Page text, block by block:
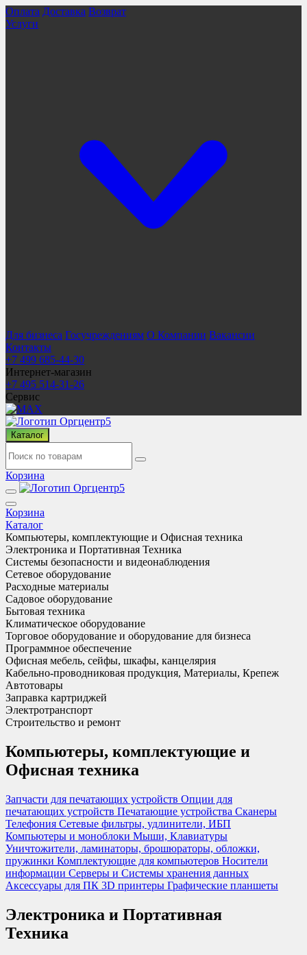
Оплата Доставка Возврат
Услуги
Для бизнеса Госучреждениям О Компании Вакансии
Контакты
+7 499 685-44-30
Интернет-магазин
+7 495 514-31-26
Сервис
Каталог
Корзина
Корзина
Каталог
Компьютеры, комплектующие и Офисная техника
Электроника и Портативная Техника
Системы безопасности и видеонаблюдения
Сетевое оборудование
Расходные материалы
Садовое оборудование
Бытовая техника
Климатическое оборудование
Торговое оборудование и оборудование для бизнеса
Программное обеспечение
Офисная мебель, сейфы, шкафы, канцелярия
Кабельно-проводниковая продукция, Материалы, Крепеж
Автотовары
Заправка картриджей
Электротранспорт
Строительство и ремонт
Компьютеры, комплектующие и
Офисная техника
Запчасти для печатающих устройств Опции для
печатающих устройств Печатающие устройства Сканеры
Телефония Сетевые фильтры, удлинители, ИБП
Компьютеры и моноблоки Мыши, Клавиатуры
Уничтожители, ламинаторы, брошюраторы, обложки,
пружинки Комплектующие для компьютеров Носители
информации Серверы и Системы хранения данных
Аксессуары для ПК 3D принтеры Графические планшеты
Электроника и Портативная
Техника